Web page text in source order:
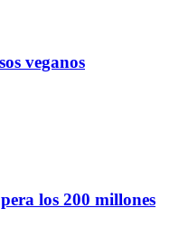
veganos
los 200 millones